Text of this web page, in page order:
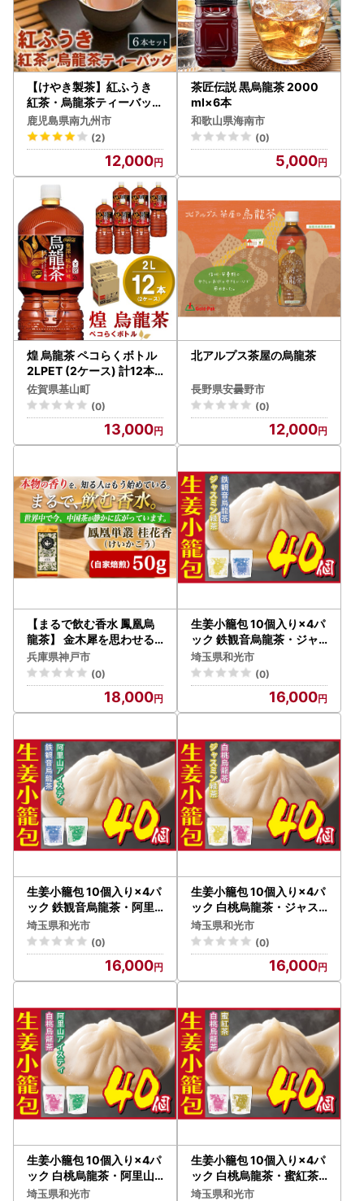
【けやき製茶】紅ふうき
紅茶・烏龍茶ティーバッグ
6本セット【1185911】
鹿児島県南九州市
(2)
12,000
茶匠伝説 黒烏龍茶 2000
ml×6本
和歌山県海南市
(0)
5,000
煌 烏龍茶 ペコらくボトル
2LPET (2ケース) 計12本
K090144
佐賀県基山町
(0)
13,000
北アルプス茶屋の烏龍茶
長野県安曇野市
(0)
12,000
【まるで飲む香水 鳳凰烏
龍茶】 金木犀を思わせる
、甘く澄んだ香り。自家焙
煎 桂花香 50g（けいかこ
う）｜中国茶
兵庫県神戸市
(0)
18,000
生姜小籠包 10個入り×4パ
ック 鉄観音烏龍茶・ジャ
スミン緑茶セット
埼玉県和光市
(0)
16,000
生姜小籠包 10個入り×4パ
ック 鉄観音烏龍茶・阿里
山アイスティーセット
埼玉県和光市
(0)
16,000
生姜小籠包 10個入り×4パ
ック 白桃烏龍茶・ジャス
ミン緑茶セット
埼玉県和光市
(0)
16,000
生姜小籠包 10個入り×4パ
ック 白桃烏龍茶・阿里山
アイスティーセット
埼玉県和光市
生姜小籠包 10個入り×4パ
ック 白桃烏龍茶・蜜紅茶
セット
埼玉県和光市